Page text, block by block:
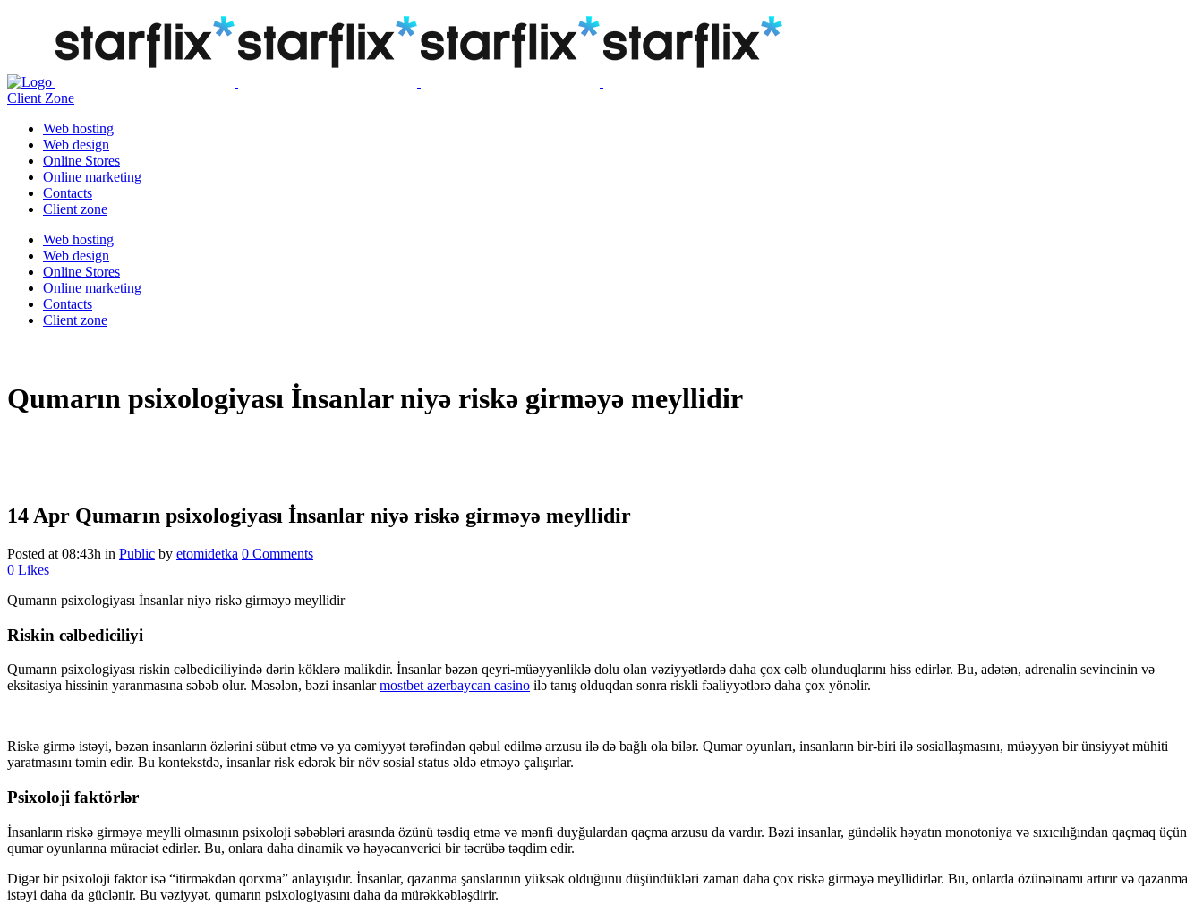
Client Zone
Web hosting
Web design
Online Stores
Online marketing
Contacts
Client zone
Web hosting
Web design
Online Stores
Online marketing
Contacts
Client zone
Qumarın psixologiyası İnsanlar niyə riskə girməyə meyllidir
14 Apr Qumarın psixologiyası İnsanlar niyə riskə girməyə meyllidir
Posted at 08:43h in Public by etomidetka 0 Comments
0 Likes
Qumarın psixologiyası İnsanlar niyə riskə girməyə meyllidir
Riskin cəlbediciliyi
Qumarın psixologiyası riskin cəlbediciliyində dərin köklərə malikdir. İnsanlar bəzən qeyri-müəyyənliklə dolu olan vəziyyətlərdə daha çox cəlb olunduqlarını hiss edirlər. Bu, adətən, adrenalin sevincinin və
eksitasiya hissinin yaranmasına səbəb olur. Məsələn, bəzi insanlarmostbet azerbaycan casino ilə tanış olduqdan sonra riskli fəaliyyətlərə daha çox yönəlir.
Riskə girmə istəyi, bəzən insanların özlərini sübut etmə və ya cəmiyyət tərəfindən qəbul edilmə arzusu ilə də bağlı ola bilər. Qumar oyunları, insanların bir-biri ilə sosiallaşmasını, müəyyən bir ünsiyyət mühiti
yaratmasını təmin edir. Bu kontekstdə, insanlar risk edərək bir növ sosial status əldə etməyə çalışırlar.
Psixoloji faktörlər
İnsanların riskə girməyə meylli olmasının psixoloji səbəbləri arasında özünü təsdiq etmə və mənfi duyğulardan qaçma arzusu da vardır. Bəzi insanlar, gündəlik həyatın monotoniya və sıxıcılığından qaçmaq üçün
qumar oyunlarına müraciət edirlər. Bu, onlara daha dinamik və həyəcanverici bir təcrübə təqdim edir.
Digər bir psixoloji faktor isə “itirməkdən qorxma” anlayışıdır. İnsanlar, qazanma şanslarının yüksək olduğunu düşündükləri zaman daha çox riskə girməyə meyllidirlər. Bu, onlarda özünəinamı artırır və qazanma
istəyi daha da güclənir. Bu vəziyyət, qumarın psixologiyasını daha da mürəkkəbləşdirir.